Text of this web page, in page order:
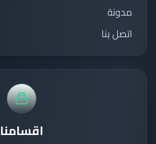
مدونة
اتصل بنا
اقسامنا